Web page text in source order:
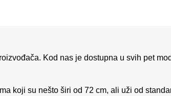
Kod nas je dostupna u svih pet
koji su nešto širi od 72 cm, ali uži od